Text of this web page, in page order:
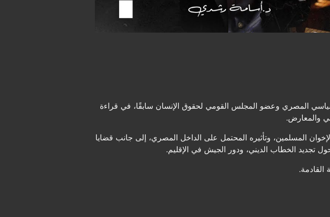
المصري وعضو المجلس القومي لحقوق الإنسان سابقًا، في قراءة
والمعارض.
المسلمين، وتأثيره المحتمل على الداخل المصري، إلى جانب قضايا
تجديد الخطاب الديني، ودور الجيش في الإقليم.